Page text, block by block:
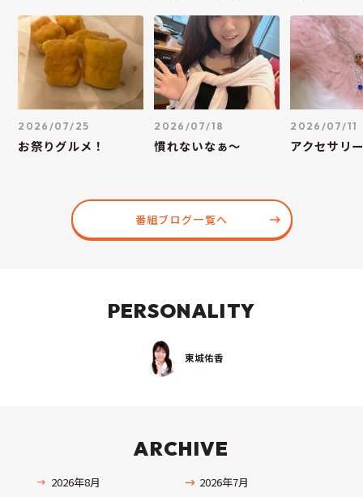
2026/07/25
お祭りグルメ！
2026/07/18
慣れないなぁ～
2026/07/11
アクセサリ
番組ブログ一覧へ
PERSONALITY
東城佑香
ARCHIVE
2026年8月
2026年7月